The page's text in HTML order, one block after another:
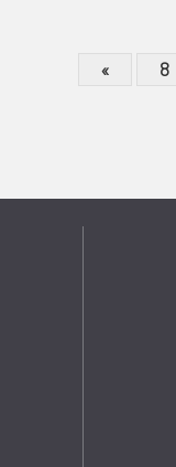
« 8